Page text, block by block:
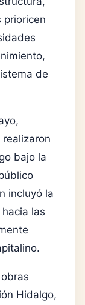
prioricen
de
bajo la
incluyó la
las
Hidalgo,